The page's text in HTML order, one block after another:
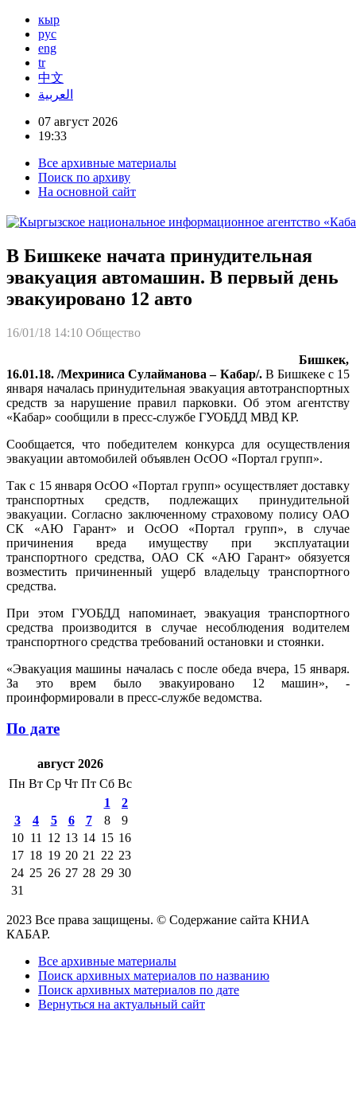
кыр
рус
eng
tr
中文
العربية
07 август 2026
19:33
Все архивные материалы
Поиск по архиву
На основной сайт
В Бишкеке начата принудительная
эвакуация автомашин. В первый день
эвакуировано 12 авто
16/01/18 14:10 Общество
Бишкек,
16.01.18. /Мехриниса Сулайманова – Кабар/.В Бишкеке с 15
января началась принудительная эвакуация автотранспортных
средств за нарушение правил парковки. Об этом агентству
«Кабар» сообщили в пресс-службе ГУОБДД МВД КР.
Сообщается, что победителем конкурса для осуществления
эвакуации автомобилей объявлен ОсОО «Портал групп».
Так с 15 января ОсОО «Портал групп» осуществляет доставку
транспортных средств, подлежащих принудительной
эвакуации. Согласно заключенному страховому полису ОАО
СК «АЮ Гарант» и ОсОО «Портал групп», в случае
причинения вреда имуществу при эксплуатации
транспортного средства, ОАО СК «АЮ Гарант» обязуется
возместить причиненный ущерб владельцу транспортного
средства.
При этом ГУОБДД напоминает, эвакуация транспортного
средства производится в случае несоблюдения водителем
транспортного средства требований остановки и стоянки.
«Эвакуация машины началась с после обеда вчера, 15 января.
За это врем было эвакуировано 12 машин», -
проинформировали в пресс-службе ведомства.
По дате
август 2026
Пн Вт Ср Чт Пт Сб Вс
1
2
3
4 5 6 7 8
9
10 11 12 13 14 15 16
17 18 19 20 21 22 23
24 25 26 27 28 29 30
31
2023 Все права защищены. © Содержание сайта КНИА
КАБАР.
Все архивные материалы
Поиск архивных материалов по названию
Поиск архивных материалов по дате
Вернуться на актуальный сайт